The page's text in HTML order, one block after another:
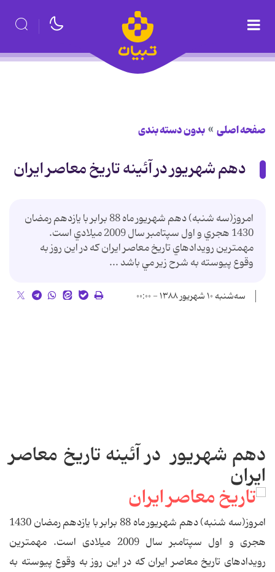
صفحه اصلی بدون دسته بندی
دهم شهريور در آئينه تاريخ معاصر ايران
امروز(سه شنبه) دهم شهريور ماه 88 برابر با يازدهم رمضان
1430 هجري و اول سپتامبر سال 2009 ميلادي است.
مهمترين رويدادهاي تاريخ معاصر ايران که در اين روز به
وقوع پيوسته به شرح زير مي باشد ...
سه‌شنبه ۱۰ شهریور ۱۳۸۸ - ۰۰:۰۰
دهم شهریور در آئینه تاریخ معاصر
ایران
امروز(سه شنبه) دهم شهریور ماه 88 برابر با یازدهم رمضان 1430
هجری و اول سپتامبر سال 2009 میلادی است. مهمترین
رویدادهای تاریخ معاصر ایران که در این روز به وقوع پیوسته به